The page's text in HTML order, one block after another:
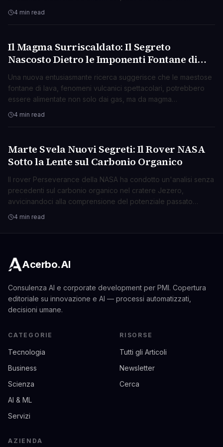
promette di accelerare la ricerca e la medicina.
4 min read
SCIENZA
Il Magma Surriscaldato: Il Segreto
Nascosto Dietro le Imponenti Fontane di
Lava?
Una nuova entusiasmante ricerca suggerisce che le maestose
fontane di lava, fenomeni vulcanici spettacolari, potrebbero
essere alimentate non solo dai gas, ma da magma
surriscaldato che si espande violentemente.
4 min read
SCIENZA
Marte Svela Nuovi Segreti: Il Rover NASA
Sotto la Lente sul Carbonio Organico
Il rover Perseverance della NASA ha condotto un'analisi senza
precedenti sul carbonio organico nel cratere Jezero,
avvicinandoci alla comprensione del potenziale passato
biologico di Marte.
4 min read
Acerbo.AI
Consulenza AI e corporate development per PMI. Copertura
editoriale su innovazione e AI — processi automatizzati,
decisioni umane.
CATEGORIE
Tecnologia
Business
Scienza
AI & ML
Servizi
RISORSE
Tutti gli Articoli
Newsletter
Cerca
AZIENDA